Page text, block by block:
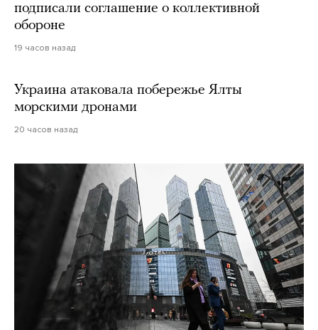
подписали соглашение о коллективной
обороне
19 часов назад
Украина атаковала побережье Ялты
морскими дронами
20 часов назад